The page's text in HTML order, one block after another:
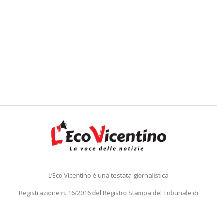
L’Eco Vicentino è una testata giornalistica
Registrazione n. 16/2016 del Registro Stampa del Tribunale di